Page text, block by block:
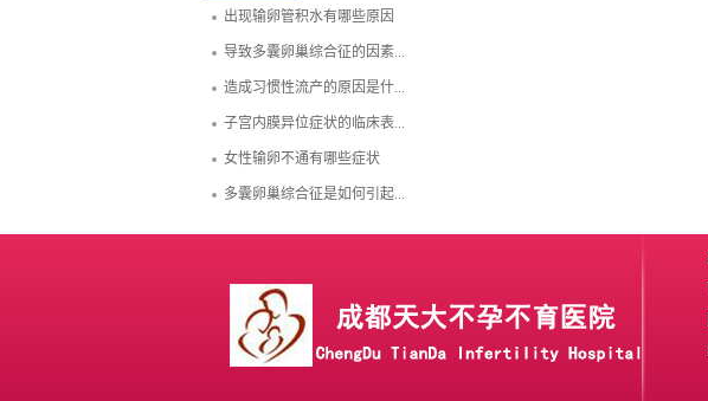
出现输卵管积水有哪些原因
导致多囊卵巢综合征的因素...
造成习惯性流产的原因是什...
子宫内膜异位症状的临床表...
女性输卵不通有哪些症状
多囊卵巢综合征是如何引起...